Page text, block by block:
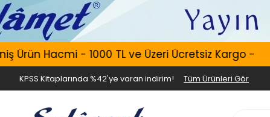
Hacmi - 1000 TL ve Üzeri Ücretsiz Kargo -
KPSS Kitaplarında %42'ye varan indirim! Tüm Ürünleri Gör